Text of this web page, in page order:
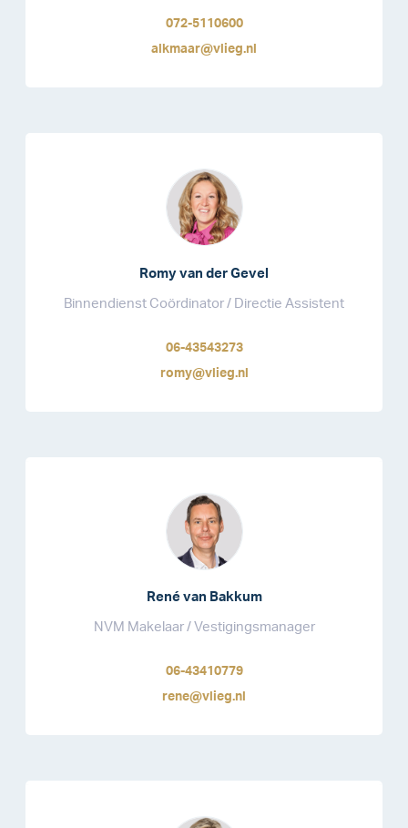
072-5110600
alkmaar@vlieg.nl
Romy van der Gevel
Binnendienst Coördinator / Directie Assistent
06-43543273
romy@vlieg.nl
René van Bakkum
NVM Makelaar / Vestigingsmanager
06-43410779
rene@vlieg.nl